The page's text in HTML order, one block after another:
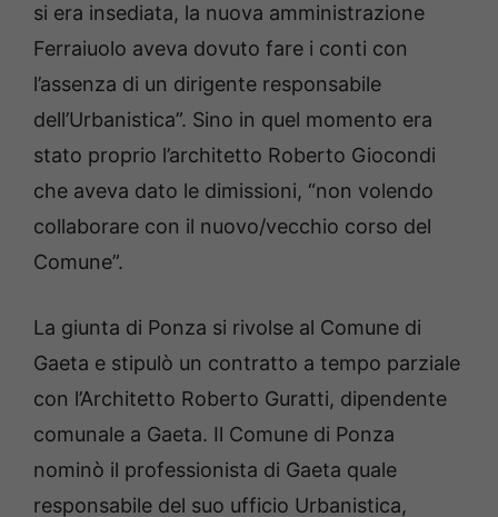
si era insediata, la nuova amministrazione
Ferraiuolo aveva dovuto fare i conti con
l’assenza di un dirigente responsabile
dell’Urbanistica”. Sino in quel momento era
stato proprio l’architetto Roberto Giocondi
che aveva dato le dimissioni, “non volendo
collaborare con il nuovo/vecchio corso del
Comune”.
La giunta di Ponza si rivolse al Comune di
Gaeta e stipulò un contratto a tempo parziale
con l’Architetto Roberto Guratti, dipendente
comunale a Gaeta. Il Comune di Ponza
nominò il professionista di Gaeta quale
responsabile del suo ufficio Urbanistica,